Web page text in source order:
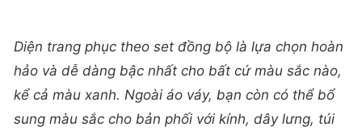
Diện trang phục theo set đồng bộ là lựa chọn hoàn
hảo và dễ dàng bậc nhất cho bất cứ màu sắc nào,
kể cả màu xanh. Ngoài áo váy, bạn còn có thể bổ
sung màu sắc cho bản phối với kính, dây lưng, túi